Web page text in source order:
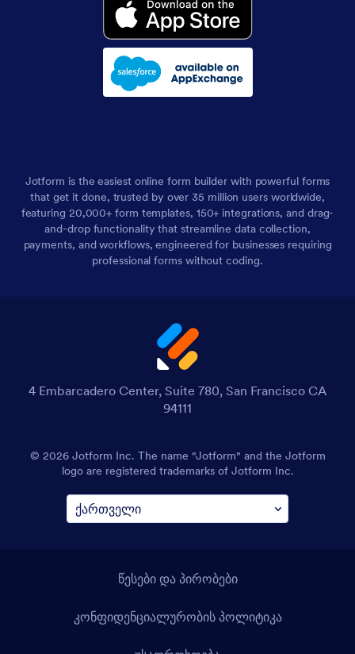
Jotform is the easiest online form builder with powerful forms
that get it done, trusted by over 35 million users worldwide,
featuring 20,000+ form templates, 150+ integrations, and drag-
and-drop functionality that streamline data collection,
payments, and workflows, engineered for businesses requiring
professional forms without coding.
4 Embarcadero Center, Suite 780, San Francisco CA
94111
© 2026 Jotform Inc. The name "Jotform" and the Jotform
logo are registered trademarks of Jotform Inc.
წესები და პირობები
კონფიდენციალურობის პოლიტიკა